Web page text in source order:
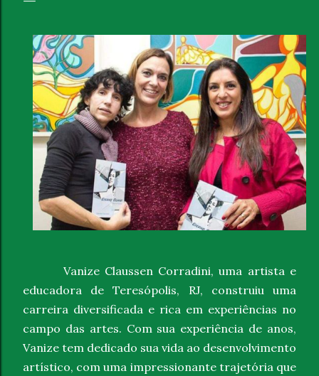
Vanize Claussen Corradini, uma artista e
educadora de Teresópolis, RJ, construiu uma
carreira diversificada e rica em experiências no
campo das artes. Com sua experiência de anos,
Vanize tem dedicado sua vida ao desenvolvimento
artístico, com uma impressionante trajetória que